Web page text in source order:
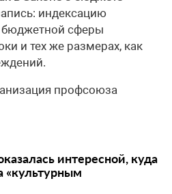
индексацию
бюджетной сферы
и тех же размерах, как
профсоюза
интересной, куда
«культурным